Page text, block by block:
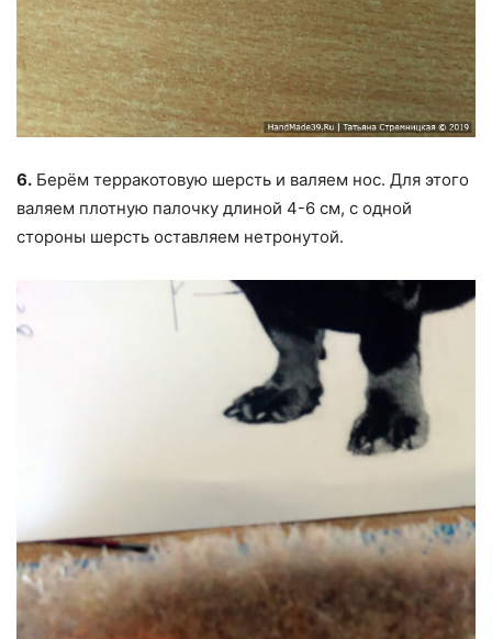
6. Берём терракотовую шерсть и валяем нос. Для этого
валяем плотную палочку длиной 4-6 см, с одной
стороны шерсть оставляем нетронутой.